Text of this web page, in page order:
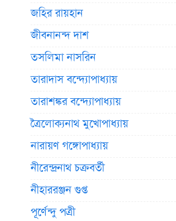
জহির রায়হান
জীবনানন্দ দাশ
তসলিমা নাসরিন
তারাদাস বন্দ্যোপাধ্যায়
তারাশঙ্কর বন্দ্যোপাধ্যায়
ত্রৈলোক্যনাথ মুখোপাধ্যায়
নারায়ণ গঙ্গোপাধ্যায়
নীরেন্দ্রনাথ চক্রবর্তী
নীহাররঞ্জন গুপ্ত
পূর্ণেন্দু পত্রী